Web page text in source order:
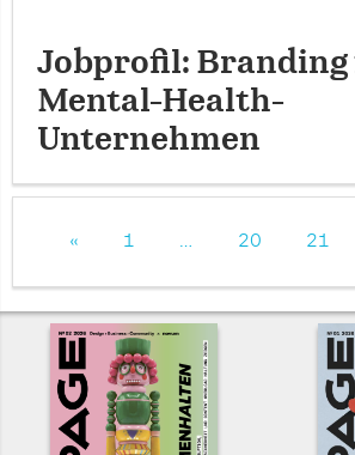
Jobprofil:
Mental-Health-
Unternehmen
« 1 20 21